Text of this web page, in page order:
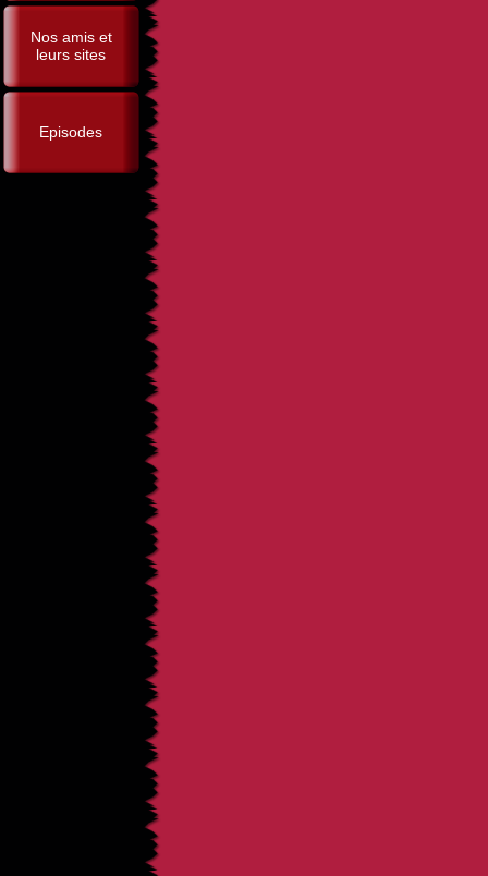
Nos amis et
leurs sites
Episodes